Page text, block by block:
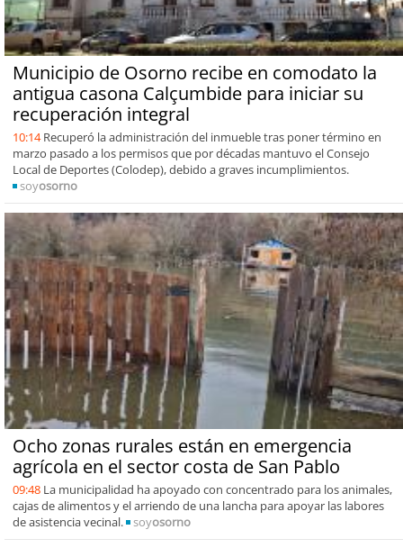
Municipio de Osorno recibe en comodato la
antigua casona Calçumbide para iniciar su
recuperación integral
10:14 Recuperó la administración del inmueble tras poner término en
marzo pasado a los permisos que por décadas mantuvo el Consejo
Local de Deportes (Colodep), debido a graves incumplimientos.
soyosorno
Ocho zonas rurales están en emergencia
agrícola en el sector costa de San Pablo
09:48 La municipalidad ha apoyado con concentrado para los animales,
cajas de alimentos y el arriendo de una lancha para apoyar las labores
de asistencia vecinal.
soyosorno